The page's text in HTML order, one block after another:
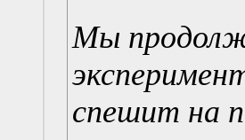
Мы
спешит на